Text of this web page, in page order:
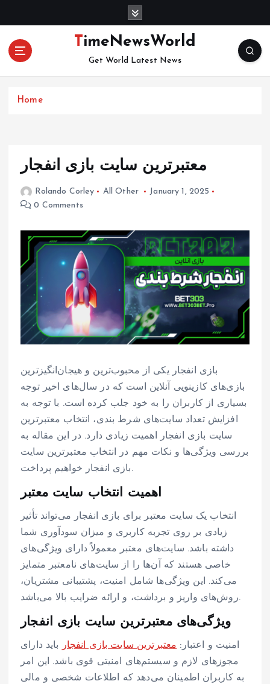
o
TimeNewsWorld
Get World Latest News
Home
معتبرترین سایت بازی انفجار
Rolando Corley All Other
January 1, 2025
0 Comments
بازی انفجار یکی از محبوب‌ترین و هیجان‌انگیزترین
بازی‌های کازینویی آنلاین است که در سال‌های اخیر توجه
بسیاری از کاربران را به خود جلب کرده است. با توجه به
افزایش تعداد سایت‌های شرط بندی، انتخاب معتبرترین
سایت بازی انفجار اهمیت زیادی دارد. در این مقاله به
بررسی ویژگی‌ها و نکات مهم در انتخاب معتبرترین سایت
بازی انفجار خواهیم پرداخت.
اهمیت انتخاب سایت معتبر
انتخاب یک سایت معتبر برای بازی انفجار می‌تواند تأثیر
زیادی بر روی تجربه کاربری و میزان سودآوری شما
داشته باشد. سایت‌های معتبر معمولاً دارای ویژگی‌های
خاصی هستند که آن‌ها را از سایت‌های نامعتبر متمایز
می‌کند. این ویژگی‌ها شامل امنیت، پشتیبانی مشتریان،
روش‌های واریز و برداشت، و ارائه ضرایب بالا می‌باشد.
ویژگی‌های معتبرترین سایت بازی انفجار
امنیت و اعتبار: معتبرترین سایت بازی انفجار
باید دارای
مجوزهای لازم و سیستم‌های امنیتی قوی باشد. این امر
به کاربران اطمینان می‌دهد که اطلاعات شخصی و مالی